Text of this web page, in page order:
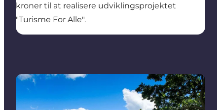
kroner til at realisere udviklingsprojektet
"Turisme For Alle".
The Guardian anbefaler cykelferie ved Horsens Fjord